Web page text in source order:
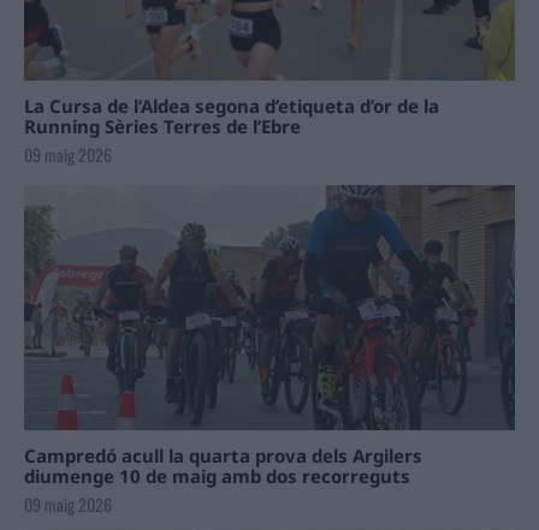
La Cursa de l’Aldea segona d’etiqueta d’or de la
Running Sèries Terres de l’Ebre
09 maig 2026
Campredó acull la quarta prova dels Argilers
diumenge 10 de maig amb dos recorreguts
09 maig 2026